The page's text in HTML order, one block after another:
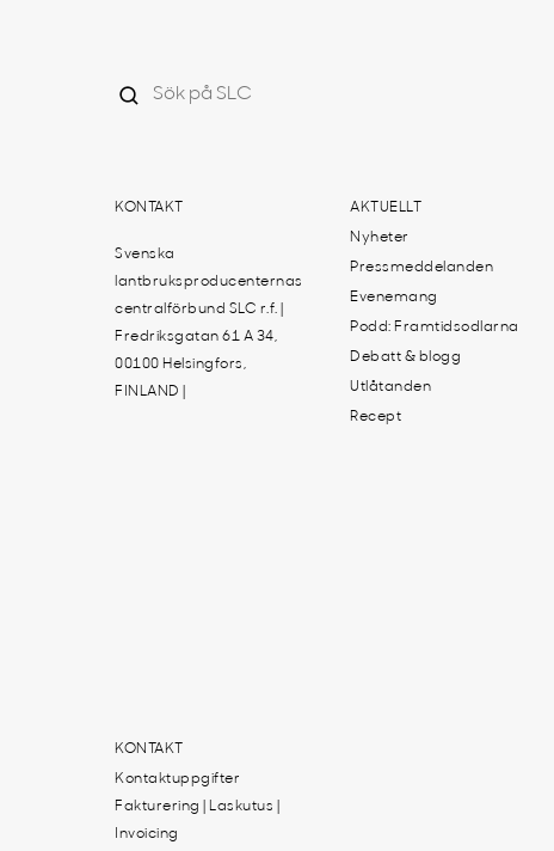
KONTAKT
Svenska
lantbruksproducenternas
centralförbund SLC r.f. |
Fredriksgatan 61 A 34,
00100 Helsingfors,
FINLAND |
AKTUELLT
Nyheter
Pressmeddelanden
Evenemang
Podd: Framtidsodlarna
Debatt & blogg
Utlåtanden
Recept
KONTAKT
Kontaktuppgifter
Fakturering | Laskutus |
Invoicing